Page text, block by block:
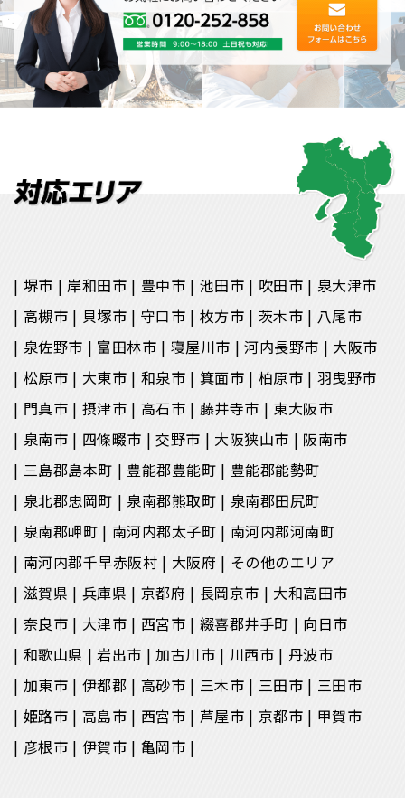
堺市 岸和田市 豊中市 池田市 吹田市
泉大津市
高槻市
貝塚市 守口市 枚方市 茨木市
八尾市
泉佐野市
富田林市 寝屋川市 河内長野市
大阪市
松原市
大東市 和泉市 箕面市 柏原市
羽曳野市
門真市
摂津市 高石市 藤井寺市
東大阪市
泉南市
四條畷市 交野市 大阪狭山市
阪南市
三島郡島本町
豊能郡豊能町
豊能郡能勢町
泉北郡忠岡町
泉南郡熊取町
泉南郡田尻町
泉南郡岬町
南河内郡太子町
南河内郡河南町
南河内郡千早赤阪村
大阪府
その他のエリア
滋賀県
兵庫県 京都府 長岡京市
大和高田市
奈良市
大津市 西宮市 綴喜郡井手町
向日市
和歌山県
岩出市 加古川市 川西市
丹波市
加東市
伊都郡 高砂市 三木市 三田市
三田市
姫路市
高島市 西宮市 芦屋市 京都市
甲賀市
彦根市
伊賀市 亀岡市